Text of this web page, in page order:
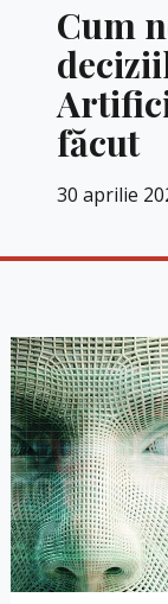
Cum
făcut
30 aprilie